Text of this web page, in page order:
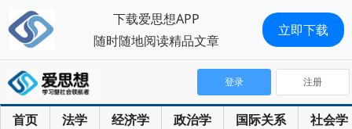
首页 法学 经济学 政治学 国际关系 社会学
登录 注册
下载爱思想APP
随时随地阅读精品文章
立即下载